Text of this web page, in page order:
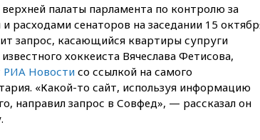
палаты парламента по контролю за
расходами сенаторов на заседании 15
запрос, касающийся квартиры супруги
хоккеиста Вячеслава Фетисова,
РИА Новости со ссылкой на самого
«Какой-то сайт, используя информацию
направил запрос в Совфед», — рассказал он